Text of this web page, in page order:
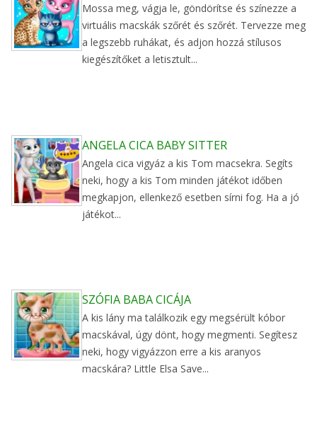
Mossa meg, vágja le, göndörítse és színezze a
virtuális macskák szőrét és szőrét. Tervezze meg
a legszebb ruhákat, és adjon hozzá stílusos
kiegészítőket a letisztult...
ANGELA CICA BABY SITTER
Angela cica vigyáz a kis Tom macsekra. Segíts
neki, hogy a kis Tom minden játékot időben
megkapjon, ellenkező esetben sírni fog. Ha a jó
játékot...
SZÓFIA BABA CICÁJA
A kis lány ma találkozik egy megsérült kóbor
macskával, úgy dönt, hogy megmenti. Segítesz
neki, hogy vigyázzon erre a kis aranyos
macskára? Little Elsa Save...